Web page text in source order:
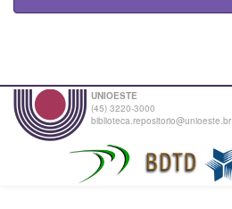
UNIOESTE
(45) 3220-3000
biblioteca.repositorio@unioeste.br